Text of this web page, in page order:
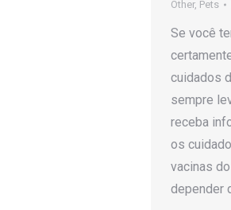
Other, Pets
Se você
cuidados
sempre
receba
os
vacinas
depender